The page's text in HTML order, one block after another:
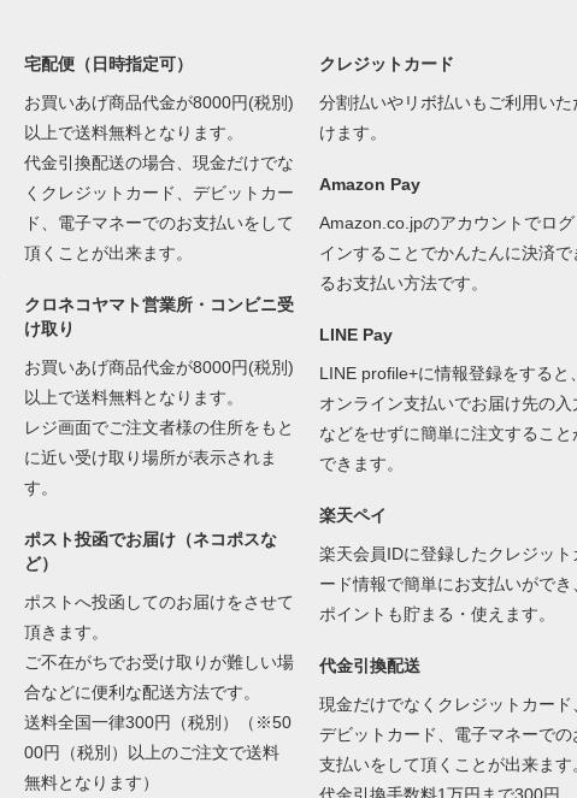
宅配便（日時指定可）
お買いあげ商品代金が8000円(税別)
以上で送料無料となります。
代金引換配送の場合、現金だけでな
くクレジットカード、デビットカー
ド、電子マネーでのお支払いをして
頂くことが出来ます。
クロネコヤマト営業所・コンビニ受
け取り
お買いあげ商品代金が8000円(税別)
以上で送料無料となります。
レジ画面でご注文者様の住所をもと
に近い受け取り場所が表示されま
す。
ポスト投函でお届け（ネコポスな
ど）
ポストへ投函してのお届けをさせて
頂きます。
ご不在がちでお受け取りが難しい場
合などに便利な配送方法です。
送料全国一律300円（税別）（※50
00円（税別）以上のご注文で送料
無料となります）
クレジットカード
分割払いやリボ払いもご利用いた
けます。
Amazon Pay
Amazon.co.jpのアカウントでログ
インすることでかんたんに決済で
るお支払い方法です。
LINE Pay
LINE profile+に情報登録をすると
オンライン支払いでお届け先の入
などをせずに簡単に注文すること
できます。
楽天ペイ
楽天会員IDに登録したクレジット
ード情報で簡単にお支払いができ
ポイントも貯まる・使えます。
代金引換配送
現金だけでなくクレジットカード
デビットカード、電子マネーでの
支払いをして頂くことが出来ます